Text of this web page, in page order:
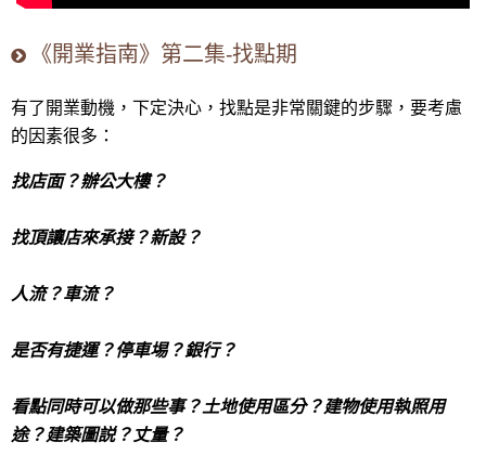
《開業指南》第二集-找點期
有了開業動機，下定決心，找點是非常關鍵的步驟，要考慮
的因素很多：
找店面？辦公大樓？
找頂讓店來承接？新設？
人流？車流？
是否有捷運？停車埸？銀行？
看點同時可以做那些事？土地使用區分？建物使用執照用
途？建築圖説？丈量？